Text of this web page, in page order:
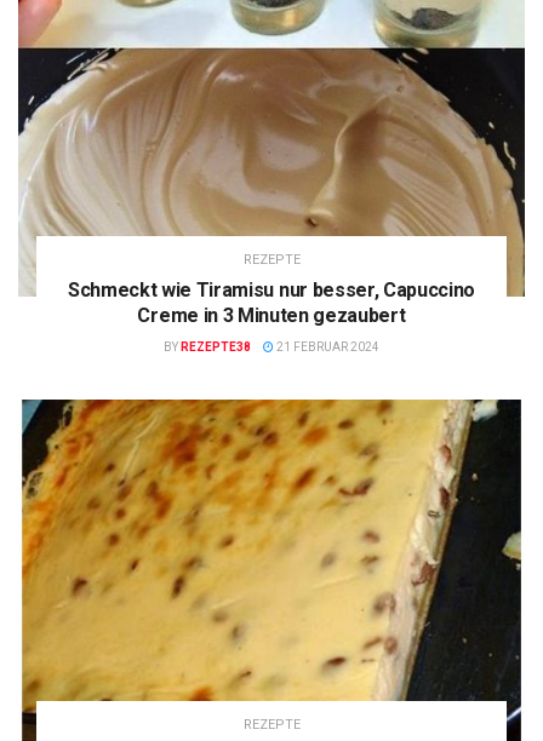
REZEPTE
Schmeckt wie Tiramisu nur besser, Capuccino
Creme in 3 Minuten gezaubert
BY REZEPTE38 21 FEBRUAR 2024
REZEPTE